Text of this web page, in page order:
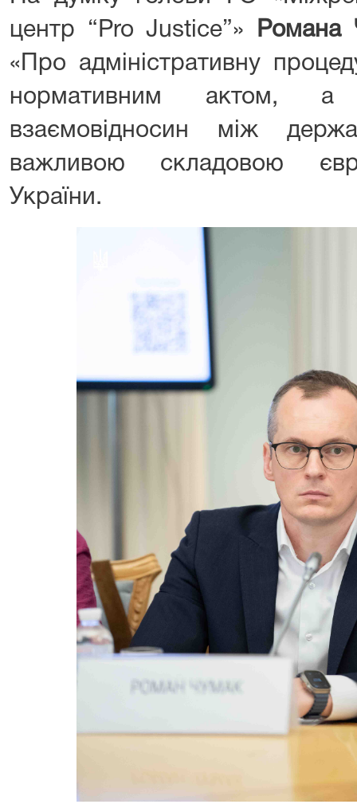
центр “Pro Justice”»
Романа
«Про адміністративну
нормативним актом, а
взаємовідносин між
важливою складовою
України.